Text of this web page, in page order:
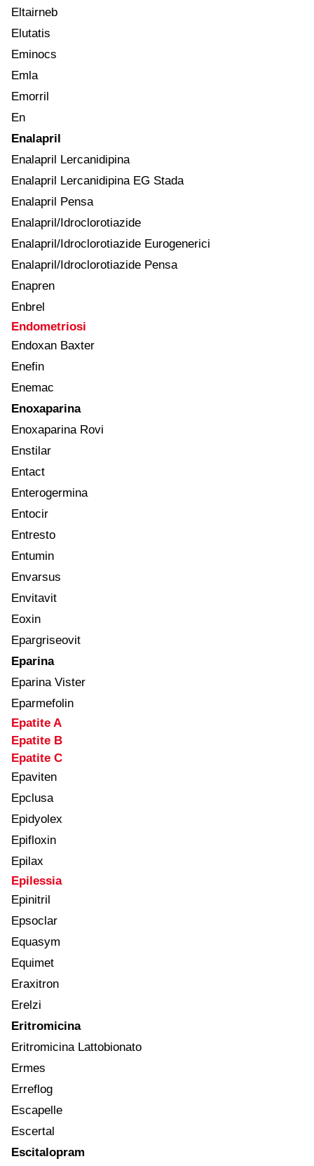
Eltairneb
Elutatis
Eminocs
Emla
Emorril
En
Enalapril
Enalapril Lercanidipina
Enalapril Lercanidipina EG Stada
Enalapril Pensa
Enalapril/Idroclorotiazide
Enalapril/Idroclorotiazide Eurogenerici
Enalapril/Idroclorotiazide Pensa
Enapren
Enbrel
Endometriosi
Endoxan Baxter
Enefin
Enemac
Enoxaparina
Enoxaparina Rovi
Enstilar
Entact
Enterogermina
Entocir
Entresto
Entumin
Envarsus
Envitavit
Eoxin
Epargriseovit
Eparina
Eparina Vister
Eparmefolin
Epatite A
Epatite B
Epatite C
Epaviten
Epclusa
Epidyolex
Epifloxin
Epilax
Epilessia
Epinitril
Epsoclar
Equasym
Equimet
Eraxitron
Erelzi
Eritromicina
Eritromicina Lattobionato
Ermes
Erreflog
Escapelle
Escertal
Escitalopram